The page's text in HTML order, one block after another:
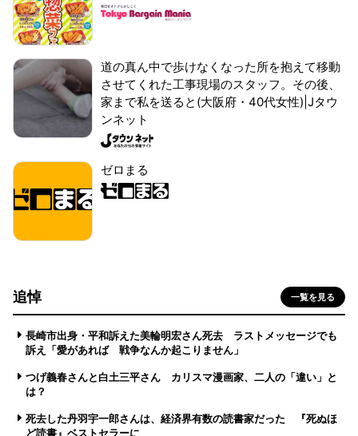
道の真ん中で歩けなくなった所を抱えて移動
させてくれた工事現場のスタッフ。その後、
家まで私を送ると(大阪府・40代女性)|Jタウ
ンネット
ゼロまる
追悼 一覧を見る
長崎市出身・平和訴えた美輪明宏さん死去 ラストメッセージでも
訴え「愛があれば 戦争なんか起こりません」
つげ義春さんと白土三平さん カリスマ漫画家、二人の「違い」と
は？
死去した丹羽宇一郎さんは、経済界有数の読書家だった 『死ぬほ
ど読書』ベストセラーに